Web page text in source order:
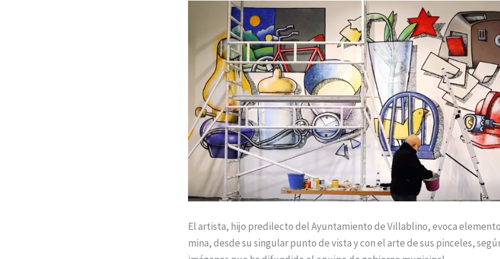
El artista, hijo predilecto del Ayuntamiento de Villablino, evoca
mina, desde su singular punto de vista y con el arte de sus pinceles,